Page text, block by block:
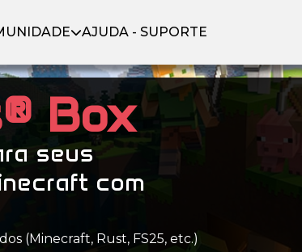
AJUDA - SUPORTE
Box
seus
com
(Minecraft, Rust, FS25, etc.)